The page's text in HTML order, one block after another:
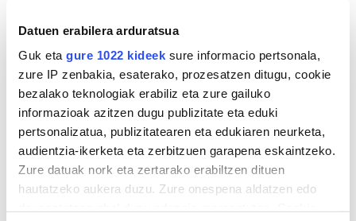
Datuen erabilera arduratsua
Guk eta gure 1022 kideek sure informacio pertsonala,
zure IP zenbakia, esaterako, prozesatzen ditugu, cookie
bezalako teknologiak erabiliz eta zure gailuko
informazioak azitzen dugu publizitate eta eduki
pertsonalizatua, publizitatearen eta edukiaren neurketa,
audientzia-ikerketa eta zerbitzuen garapena eskaintzeko.
Zure datuak nork eta zertarako erabiltzen dituen
hautatzeko aukera duzu. Zure onespena aldatzen edo